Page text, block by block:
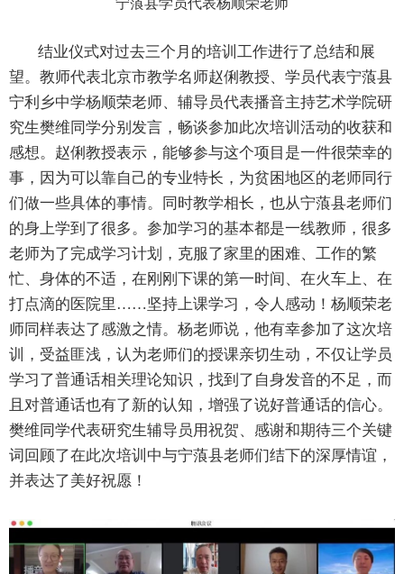
结业仪式对过去三个月的培训工作进行了总结和展
望。教师代表北京市教学名师赵俐教授、学员代表宁蒗县
宁利乡中学杨顺荣老师、辅导员代表播音主持艺术学院研
究生樊维同学分别发言，畅谈参加此次培训活动的收获和
感想。赵俐教授表示，能够参与这个项目是一件很荣幸的
事，因为可以靠自己的专业特长，为贫困地区的老师同行
们做一些具体的事情。同时教学相长，也从宁蒗县老师们
的身上学到了很多。参加学习的基本都是一线教师，很多
老师为了完成学习计划，克服了家里的困难、工作的繁
忙、身体的不适，在刚刚下课的第一时间、在火车上、在
打点滴的医院里……坚持上课学习，令人感动！杨顺荣老
师同样表达了感激之情。杨老师说，他有幸参加了这次培
训，受益匪浅，认为老师们的授课亲切生动，不仅让学员
学习了普通话相关理论知识，找到了自身发音的不足，而
且对普通话也有了新的认知，增强了说好普通话的信心。
樊维同学代表研究生辅导员用祝贺、感谢和期待三个关键
词回顾了在此次培训中与宁蒗县老师们结下的深厚情谊，
并表达了美好祝愿！